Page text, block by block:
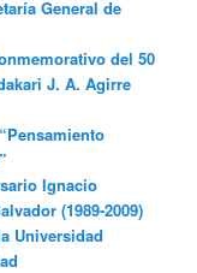
General de
del 50
J. A. Agirre
Ignacio
(1989-2009)
Universidad